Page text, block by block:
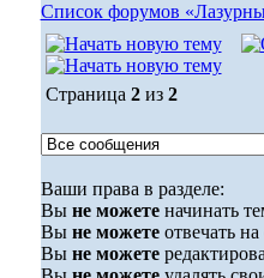
Список форумов
Страница 2из 2
Ваши права в разделе:
Вы не можетеначинать
Вы не можетеотвечать
Вы не можете